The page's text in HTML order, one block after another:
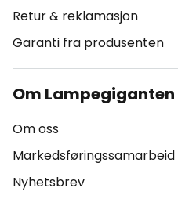
Retur & reklamasjon
Garanti fra produsenten
Om Lampegiganten
Om oss
Markedsføringssamarbeid
Nyhetsbrev